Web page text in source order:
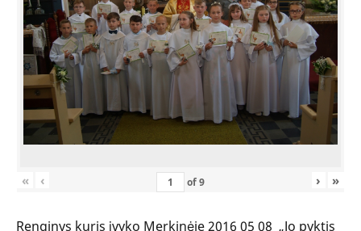
« ‹ of9 › »
Renginys kuris įvyko Merkinėje 2016 05 08 „Jo pyktis